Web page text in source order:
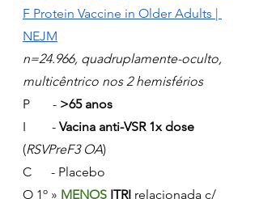
F Protein Vaccine in Older Adults |
NEJM
n=24.966, quadruplamente-oculto,
multicêntrico nos 2 hemisférios
P       - >65 anos
I        - Vacina anti-VSR 1x dose
(RSVPreF3 OA)
C      - Placebo
O 1º » MENOS ITRI relacionada c/